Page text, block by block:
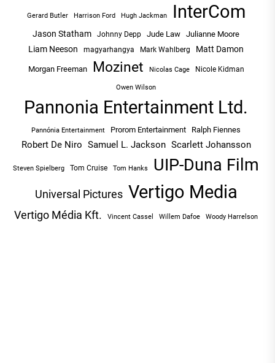
Gerard Butler Harrison Ford Hugh Jackman InterCom
Jason Statham Johnny Depp Jude Law Julianne Moore
Liam Neeson magyarhangya Mark Wahlberg Matt Damon
Morgan Freeman Mozinet Nicolas Cage Nicole Kidman
Owen Wilson
Pannonia Entertainment Ltd.
Pannónia Entertainment Prorom Entertainment Ralph Fiennes
Robert De Niro Samuel L. Jackson Scarlett Johansson
Steven Spielberg Tom Cruise Tom Hanks UIP-Duna Film
Universal Pictures Vertigo Media
Vertigo Média Kft. Vincent Cassel Willem Dafoe Woody Harrelson